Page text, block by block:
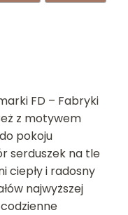
FD – Fabryki
z motywem
pokoju
serduszek na tle
ciepły i radosny
najwyższej